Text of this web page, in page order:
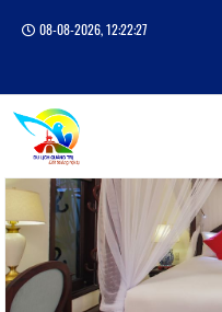
08-08-2026, 12:22:27